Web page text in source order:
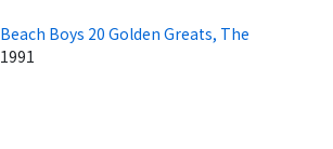
Beach Boys 20 Golden Greats, The
1991